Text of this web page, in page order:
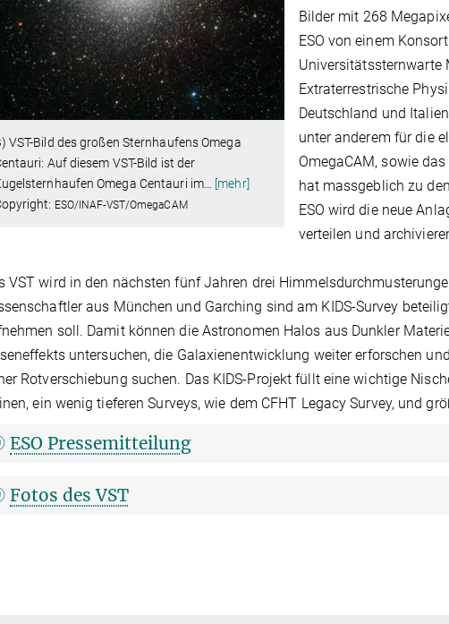
VST-Bild des großen Sternhaufens Omega
Auf diesem VST-Bild ist der
Omega Centauri im…
[mehr]
ESO/INAF-VST/OmegaCAM
Bilder mit 268
ESO von einem
Universitätssternwarte
Extraterrestrische
Deutschland und
unter anderem für die
OmegaCAM, sowie
hat massgeblich zu
ESO wird die neue
verteilen und
VST wird in den nächsten fünf Jahren drei
aus München und Garching sind am KIDS-Survey
soll. Damit können die Astronomen Halos aus Dunkler
untersuchen, die Galaxienentwicklung weiter erforschen
Rotverschiebung suchen. Das KIDS-Projekt füllt eine wichtige
ein wenig tieferen Surveys, wie dem CFHT Legacy Survey, und
ESO Pressemitteilung
Fotos des VST